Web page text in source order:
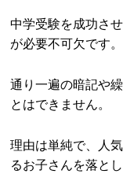
中学受験を成功さ
が必要不可欠です。
通り一遍の暗記や
とはできません。
理由は単純で、人
るお子さんを落と